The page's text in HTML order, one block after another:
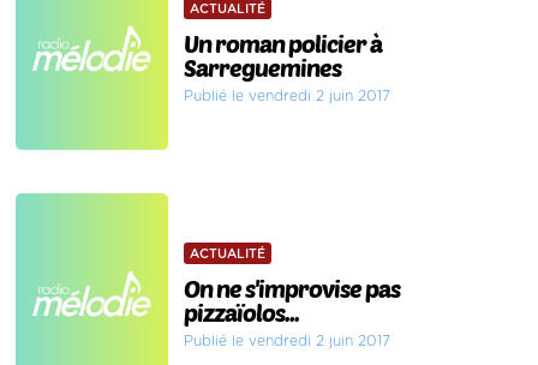
ACTUALITÉ
Un roman policier à
Sarreguemines
Publié le vendredi 2 juin 2017
ACTUALITÉ
On ne s'improvise pas
pizzaïolos...
Publié le vendredi 2 juin 2017